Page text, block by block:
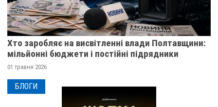
Хто заробляє на висвітленні влади Полтавщини:
мільйонні бюджети і постійні підрядники
01 травня 2026
БЛОГИ